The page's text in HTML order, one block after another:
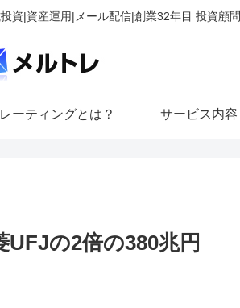
資|資産運用|メール配信|創業32年目 投資顧問
レーティングとは？ サービス内容
の2倍の380兆円